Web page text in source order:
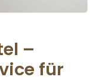
–
für